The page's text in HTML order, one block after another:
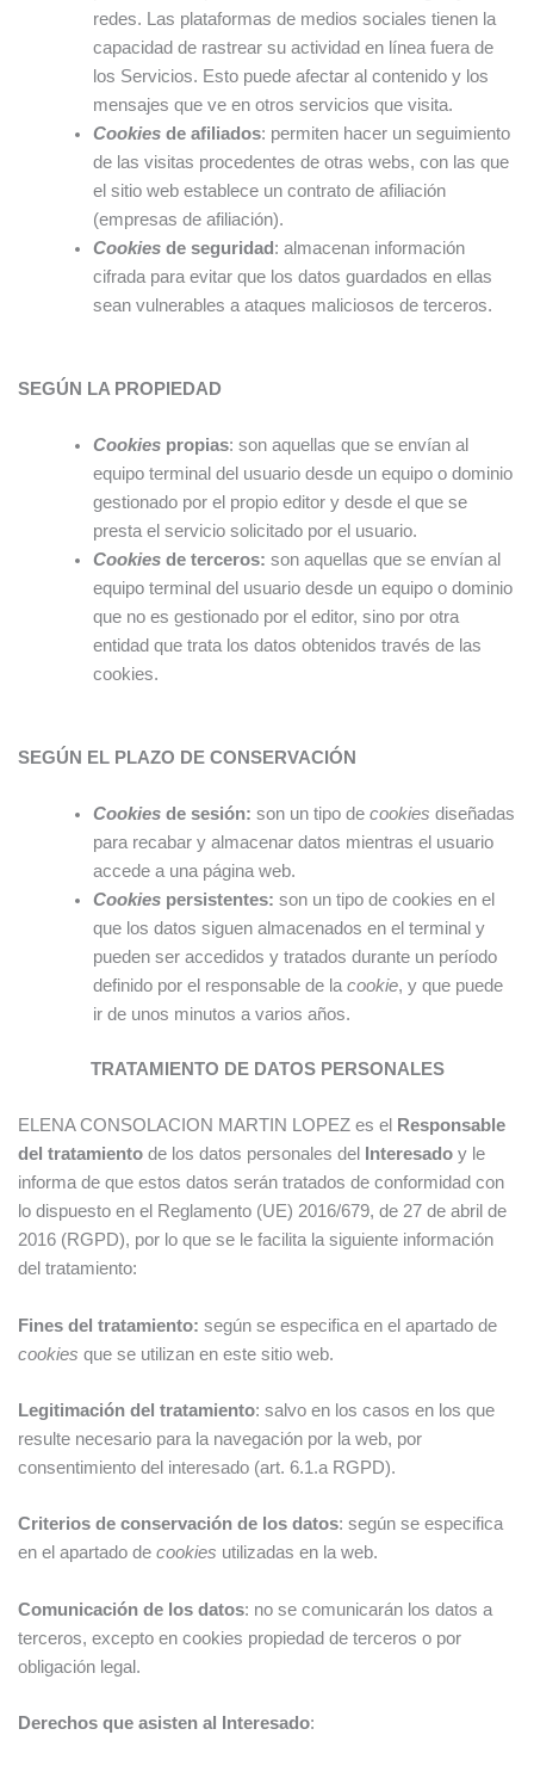
redes. Las plataformas de medios sociales tienen la
capacidad de rastrear su actividad en línea fuera de
los Servicios. Esto puede afectar al contenido y los
mensajes que ve en otros servicios que visita.
Cookiesde afiliados: permiten hacer un seguimiento
de las visitas procedentes de otras webs, con las que
el sitio web establece un contrato de afiliación
(empresas de afiliación).
Cookiesde seguridad : almacenan información
cifrada para evitar que los datos guardados en ellas
sean vulnerables a ataques maliciosos de terceros.
SEGÚN LA PROPIEDAD
Cookies propias: son aquellas que se envían al
equipo terminal del usuario desde un equipo o dominio
gestionado por el propio editor y desde el que se
presta el servicio solicitado por el usuario.
Cookies de terceros: son aquellas que se envían al
equipo terminal del usuario desde un equipo o dominio
que no es gestionado por el editor, sino por otra
entidad que trata los datos obtenidos través de las
cookies.
SEGÚN EL PLAZO DE CONSERVACIÓN
Cookies de sesión: son un tipo decookies diseñadas
para recabar y almacenar datos mientras el usuario
accede a una página web.
Cookies persistentes: son un tipo de cookies en el
que los datos siguen almacenados en el terminal y
pueden ser accedidos y tratados durante un período
definido por el responsable de lacookie, y que puede
ir de unos minutos a varios años.
TRATAMIENTO DE DATOS PERSONALES
ELENA CONSOLACION MARTIN LOPEZ es el
Responsable
del tratamientode los datos personales del Interesado y le
informa de que estos datos serán tratados de conformidad con
lo dispuesto en el Reglamento (UE) 2016/679, de 27 de abril de
2016 (RGPD), por lo que se le facilita la siguiente información
del tratamiento:
Fines del tratamiento: según se especifica en el apartado de
cookies que se utilizan en este sitio web.
Legitimación del tratamiento: salvo en los casos en los que
resulte necesario para la navegación por la web, por
consentimiento del interesado (art. 6.1.a RGPD).
Criterios de conservación de los datos: según se especifica
en el apartado de cookies utilizadas en la web.
Comunicación de los datos: no se comunicarán los datos a
terceros, excepto en cookies propiedad de terceros o por
obligación legal.
Derechos que asisten al Interesado: